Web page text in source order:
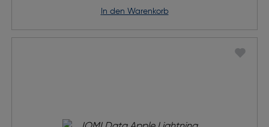
in den Warenkorb